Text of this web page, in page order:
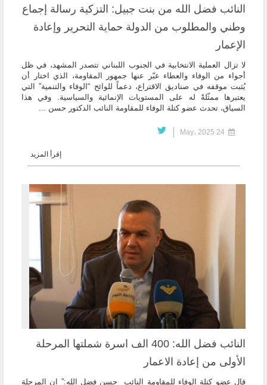
النائب فضل الله من بنت جبيل: التزكية رسالة إجماع
وطني والمطلوب من الدولة حماية التحرير وإعادة
الإعمار
لا تزال العملية الانتخابية في الجنوب اللبناني تتصدر المشهد، في ظل
أجواء من الوفاء والعطاء عبّر عنها جمهور المقاومة، الذي اختار أن
يُثبت موقفه في صناديق الاقتراع، دعماً للوائح “الوفاء والتنمية” التي
يعتبرها ممثّلةً له على المستويات الإنمائية والسياسية. وفي هذا
السياق، تحدث عضو كتلة الوفاء للمقاومة النائب الدكتور حسن ...
إقرأ المزيد
النائب فضل الله: 400 الف اسرة شملتها المرحلة
الأولى من إعادة الاعمار
قال عضو كتلة الوفاء للمقاومة النائب حسن فضل الله:” ان المرحلة